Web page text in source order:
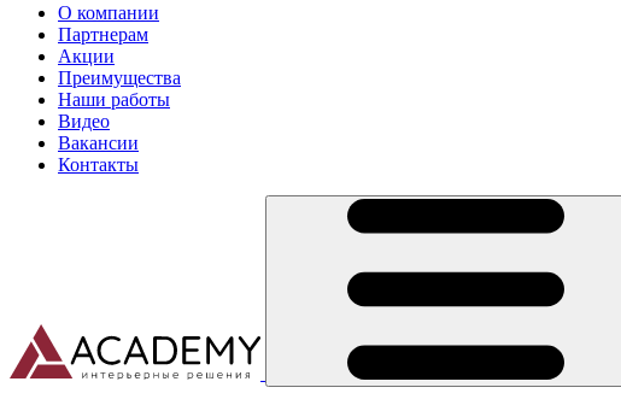
О компании
Партнерам
Акции
Преимущества
Наши работы
Видео
Вакансии
Контакты